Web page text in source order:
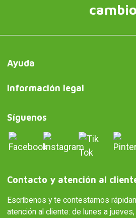
cambio
Ayuda
Información legal
Síguenos
Contacto y atención al
Escríbenos y te contestamos
atención al cliente: de lunes a